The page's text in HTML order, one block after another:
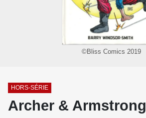
©Bliss Comics 2019
HORS-SÉRIE
Archer & Armstrong